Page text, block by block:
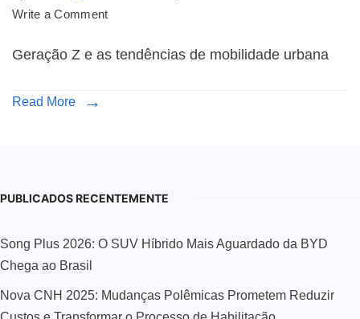
Write a Comment
Geração Z e as tendências de mobilidade urbana
Read More
PUBLICADOS RECENTEMENTE
Song Plus 2026: O SUV Híbrido Mais Aguardado da BYD
Chega ao Brasil
Nova CNH 2025: Mudanças Polêmicas Prometem Reduzir